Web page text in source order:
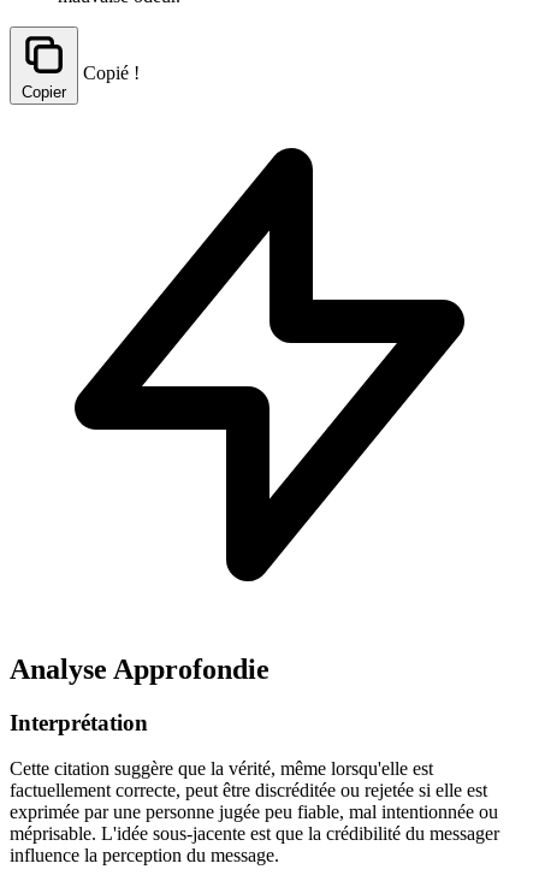
Copier
Copié !
Analyse Approfondie
Interprétation
Cette citation suggère que la vérité, même lorsqu'elle est
factuellement correcte, peut être discréditée ou rejetée si elle est
exprimée par une personne jugée peu fiable, mal intentionnée ou
méprisable. L'idée sous-jacente est que la crédibilité du messager
influence la perception du message.